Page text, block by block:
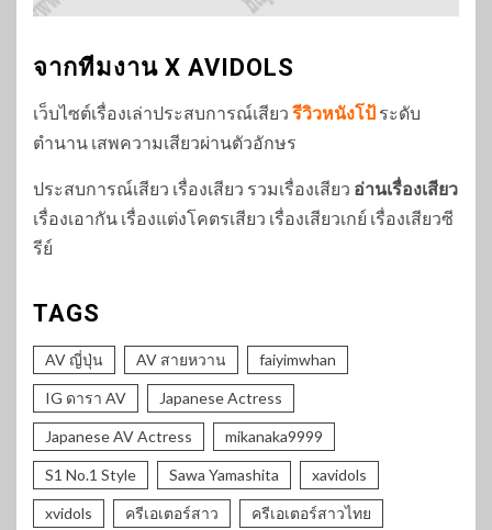
จากทีมงาน X AVIDOLS
เว็บไซต์เรื่องเล่าประสบการณ์เสียว รีวิวหนังโป้ ระดับ
ตำนาน เสพความเสียวผ่านตัวอักษร
ประสบการณ์เสียว เรื่องเสียว รวมเรื่องเสียว อ่านเรื่องเสียว
เรื่องเอากัน เรื่องแต่งโคตรเสียว เรื่องเสียวเกย์ เรื่องเสียวซี
รีย์
TAGS
AV ญี่ปุ่น AV สายหวาน faiyimwhan
IG ดารา AV Japanese Actress
Japanese AV Actress mikanaka9999
S1 No.1 Style Sawa Yamashita xavidols
xvidols ครีเอเตอร์สาว ครีเอเตอร์สาวไทย